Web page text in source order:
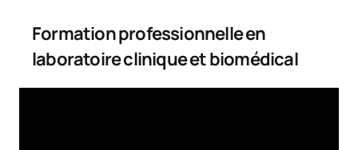
Formation professionnelle en
laboratoire clinique et biomédical